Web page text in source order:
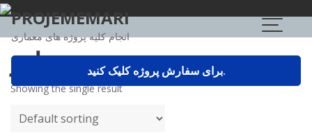
Skip
content
PROJEMEMARI
انجام کلیه پروژه های معماری
برای سفارش پروژه کلیک کنید. مرمت پاور
Showing the single result